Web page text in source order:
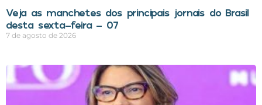
Veja as manchetes dos principais jornais do Brasil
desta sexta-feira – 07
7 de agosto de 2026